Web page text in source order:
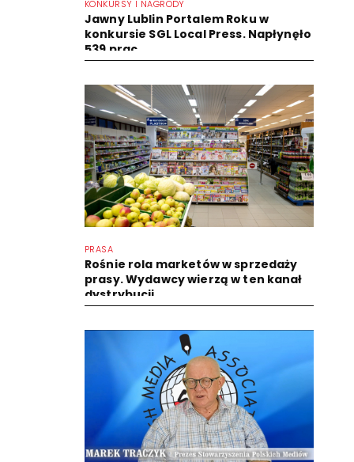
KONKURSY I NAGRODY
Jawny Lublin Portalem Roku w
konkursie SGL Local Press. Napłynęło
539 prac
PRASA
Rośnie rola marketów w sprzedaży
prasy. Wydawcy wierzą w ten kanał
dystrybucji